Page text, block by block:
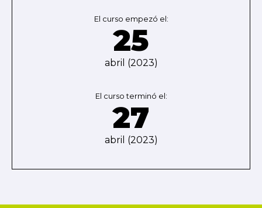
El curso empezó el:
25
abril (2023)
El curso terminó el:
27
abril (2023)